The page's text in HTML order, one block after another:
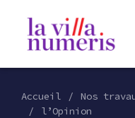
Accueil Nos
l’Opinion